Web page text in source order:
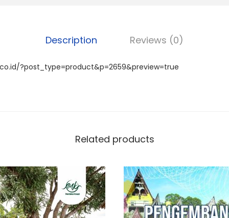
b
o
o
A
p
p
a
m
Description Reviews (0)
?post_type=product&p=2659&preview=true
Related products